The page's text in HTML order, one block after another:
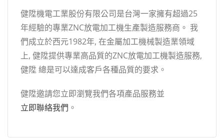
健陞機電工業股份有限公司是台灣一家擁有超過25
年經驗的專業ZNC放電加工機生產製造服務商。 我
們成立於西元1982年, 在金屬加工機械製造業領域
上, 健陞提供專業高品質的ZNC放電加工機製造服務,
健陞 總是可以達成客戶各種品質的要求。
健陞邀請您立即瀏覽我們各項產品服務並
立即聯絡我們 。